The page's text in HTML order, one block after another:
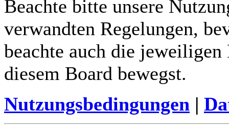
Beachte bitte unsere
verwandten Regelungen,
beachte auch die
diesem Board bewegst.
Nutzungsbedingungen |